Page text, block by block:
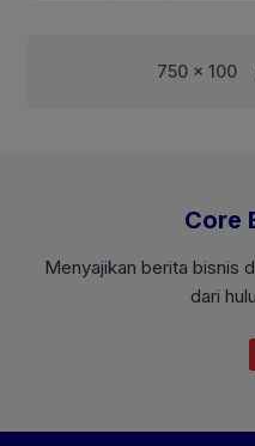
750 x 100
Core
Menyajikan berita bisnis
dari